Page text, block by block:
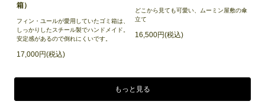
箱）
フィン・ユールが愛用していたゴミ箱は、
しっかりしたスチール製でハンドメイド。
安定感があるので倒れにくいです。
17,000円(税込)
どこから見ても可愛い、ムーミン屋敷の傘
立て
16,500円(税込)
もっと見る